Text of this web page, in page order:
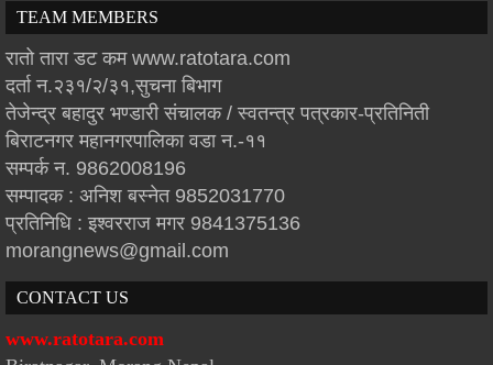
TEAM MEMBERS
रातो तारा डट कम www.ratotara.com
दर्ता न.२३१/२/३१,सुचना बिभाग
तेजेन्द्र बहादुर भण्डारी संचालक / स्वतन्त्र पत्रकार-प्रतिनिती
बिराटनगर महानगरपालिका वडा न.-११
सम्पर्क न. 9862008196
सम्पादक : अनिश बस्नेत 9852031770
प्रतिनिधि : इश्वरराज मगर 9841375136
morangnews@gmail.com
CONTACT US
www.ratotara.com